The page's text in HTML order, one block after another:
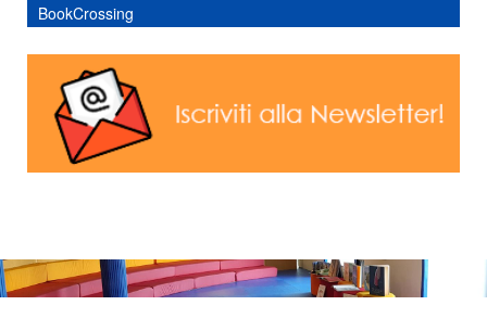
BookCrossing